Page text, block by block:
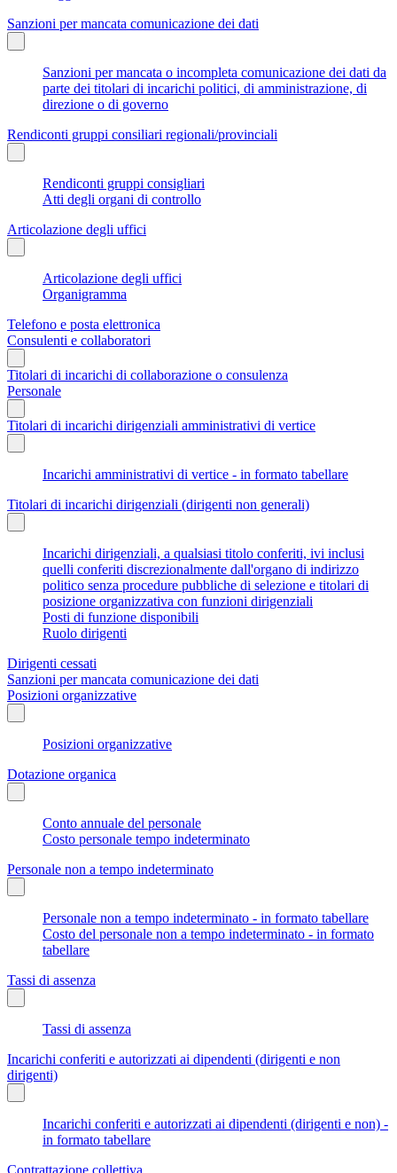
Sanzioni per mancata comunicazione dei dati
Sanzioni per mancata o incompleta comunicazione dei dati da
parte dei titolari di incarichi politici, di amministrazione, di
direzione o di governo
Rendiconti gruppi consiliari regionali/provinciali
Rendiconti gruppi consigliari
Atti degli organi di controllo
Articolazione degli uffici
Articolazione degli uffici
Organigramma
Telefono e posta elettronica
Consulenti e collaboratori
Titolari di incarichi di collaborazione o consulenza
Personale
Titolari di incarichi dirigenziali amministrativi di vertice
Incarichi amministrativi di vertice - in formato tabellare
Titolari di incarichi dirigenziali (dirigenti non generali)
Incarichi dirigenziali, a qualsiasi titolo conferiti, ivi inclusi
quelli conferiti discrezionalmente dall'organo di indirizzo
politico senza procedure pubbliche di selezione e titolari di
posizione organizzativa con funzioni dirigenziali
Posti di funzione disponibili
Ruolo dirigenti
Dirigenti cessati
Sanzioni per mancata comunicazione dei dati
Posizioni organizzative
Posizioni organizzative
Dotazione organica
Conto annuale del personale
Costo personale tempo indeterminato
Personale non a tempo indeterminato
Personale non a tempo indeterminato - in formato tabellare
Costo del personale non a tempo indeterminato - in formato
tabellare
Tassi di assenza
Tassi di assenza
Incarichi conferiti e autorizzati ai dipendenti (dirigenti e non
dirigenti)
Incarichi conferiti e autorizzati ai dipendenti (dirigenti e non) -
in formato tabellare
Contrattazione collettiva